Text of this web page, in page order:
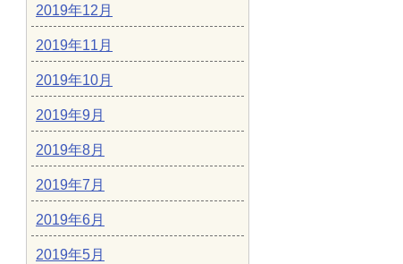
2019年12月
2019年11月
2019年10月
2019年9月
2019年8月
2019年7月
2019年6月
2019年5月